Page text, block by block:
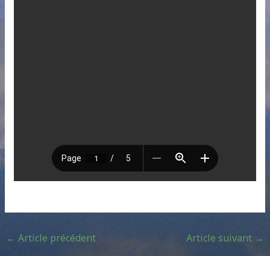
← Article précédent Article suivant →